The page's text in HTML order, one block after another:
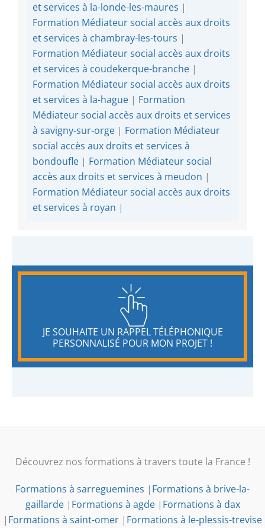
et services à la-londe-les-maures |
Formation Médiateur social accès aux droits
et services à chambray-les-tours |
Formation Médiateur social accès aux droits
et services à coudekerque-branche |
Formation Médiateur social accès aux droits
et services à la-hague | Formation
Médiateur social accès aux droits et services
à savigny-sur-orge | Formation Médiateur
social accès aux droits et services à
bondoufle | Formation Médiateur social
accès aux droits et services à meudon |
Formation Médiateur social accès aux droits
et services à royan |
JE SOUHAITE UN RAPPEL TÉLÉPHONIQUE
PERSONNALISÉ POUR MON PROJET !
Découvrez nos formations à travers toute la France !
Formations à sarreguemines | Formations à brive-la-
gaillarde| Formations à agde| Formations à dax
| Formations à saint-omer | Formations à le-plessis-trevise